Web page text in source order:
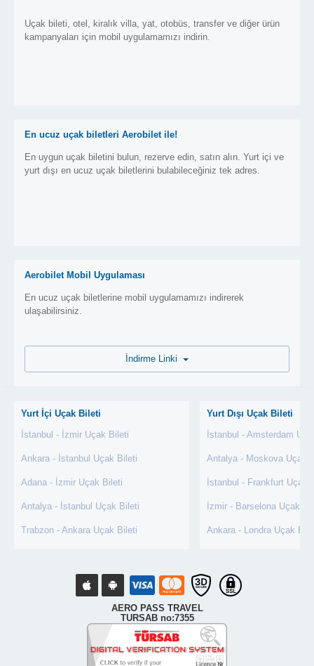
Uçak bileti, otel, kiralık villa, yat, otobüs, transfer ve diğer ürün
kampanyaları için mobil uygulamamızı indirin.
En ucuz uçak biletleri Aerobilet ile!
En uygun uçak biletini bulun, rezerve edin, satın alın. Yurt içi ve
yurt dışı en ucuz uçak biletlerini bulabileceğiniz tek adres.
Aerobilet Mobil Uygulaması
En ucuz uçak biletlerine mobil uygulamamızı indirerek
ulaşabilirsiniz.
Yurt İçi Uçak Bileti
İstanbul - İzmir Uçak Bileti
Ankara - İstanbul Uçak Bileti
Adana - İzmir Uçak Bileti
Antalya - İstanbul Uçak Bileti
Trabzon - Ankara Uçak Bileti
Yurt Dışı Uçak Bileti
İstanbul - Amsterdam
Antalya - Moskova Uçak
İstanbul - Frankfurt Uçak
İzmir - Barselona Uçak
Ankara - Londra Uçak
AERO PASS TRAVEL
TURSAB no:7355